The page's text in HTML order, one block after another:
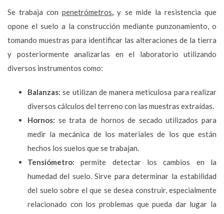
Se trabaja conpenetrómetros,y se mide la resistencia que
opone el suelo a la construcción mediante punzonamiento, o
tomando muestras para identificar las alteraciones de la tierra
y posteriormente analizarlas en el laboratorio utilizando
diversos instrumentos como:
Balanzas: se utilizan de manera meticulosa para realizar
diversos cálculos del terreno con las muestras extraídas.
Hornos: se trata de hornos de secado utilizados para
medir la mecánica de los materiales de los que están
hechos los suelos que se trabajan.
Tensiómetro: permite detectar los cambios en la
humedad del suelo. Sirve para determinar la estabilidad
del suelo sobre el que se desea construir, especialmente
relacionado con los problemas que pueda dar lugar la